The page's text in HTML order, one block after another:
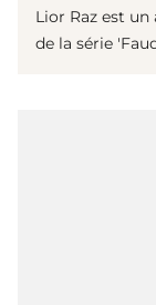
Lior Raz est
de la série